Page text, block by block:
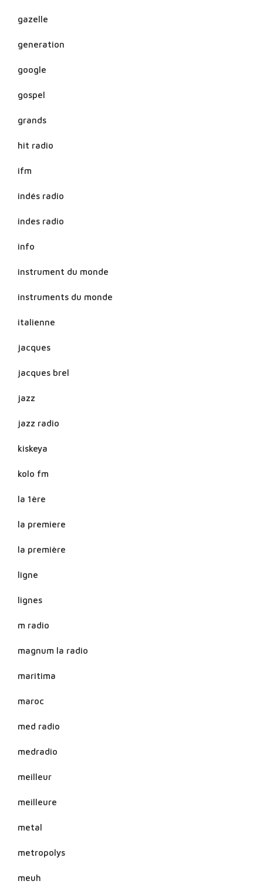
gazelle
generation
google
gospel
grands
hit radio
ifm
indés radio
indes radio
info
instrument du monde
instruments du monde
italienne
jacques
jacques brel
jazz
jazz radio
kiskeya
kolo fm
la 1ère
la premiere
la première
ligne
lignes
m radio
magnum la radio
maritima
maroc
med radio
medradio
meilleur
meilleure
metal
metropolys
meuh